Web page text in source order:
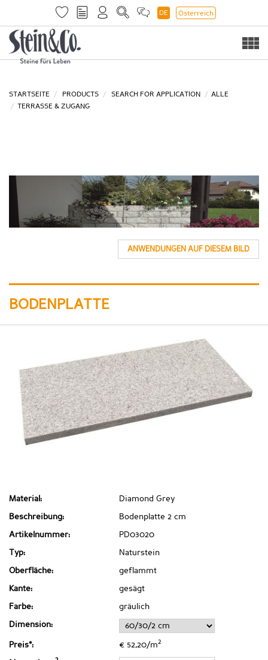
DE Österreich
STARTSEITE PRODUCTS SEARCH FOR APPLICATION
ALLE
TERRASSE & ZUGANG
ANWENDUNGEN AUF DIESEM BILD
BODENPLATTE
Material: Diamond Grey
Beschreibung: Bodenplatte 2 cm
Artikelnummer: PD03020
Typ: Naturstein
Oberfläche: geflammt
Kante: gesägt
Farbe: gräulich
Dimension:
Preis*: € 52,20/m2